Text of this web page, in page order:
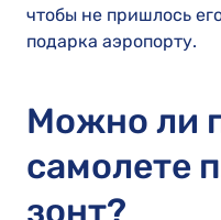
чтобы не пришлось
подарка аэропорту.
Можно ли
самолете
зонт?